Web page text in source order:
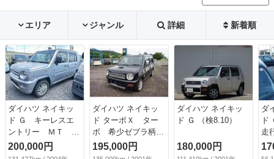
エリア ジャンル 詳細 新着順
ダイハツ ネイキッ
ド Ｇ キーレスエ
ントリー ＭＴ Ｕ
ＳＢ アルミホイー
ル 衝突安全ボデ
200,000円
ダイハツ ネイキッ
ド ターボＸ ター
ボ 希少ゼブラ柄
ナビ ＨＩＤ １４
インチアルミホイー
195,000円
ダイハツ ネイキッ
ド Ｇ （検8.10）
180,000円
ダ
ド
走
ｍ
け